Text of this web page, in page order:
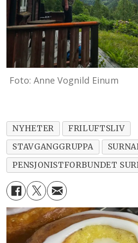
Foto: Anne Vognild Einum
NYHETER
FRILUFTSLIV
STAVGANGGRUPPA
PENSJONISTFORBUNDET